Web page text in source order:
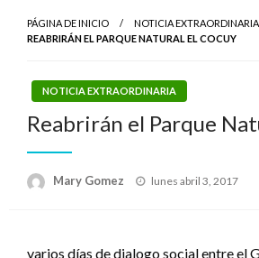
PÁGINA DE INICIO
NOTICIA EXTRAORDINARIA
REABRIRÁN EL PARQUE NATURAL EL COCUY
NOTICIA EXTRAORDINARIA
Reabrirán el Parque
Mary Gomez
Publicado
lunes abril 3, 2017
varios días de dialogo social entre el